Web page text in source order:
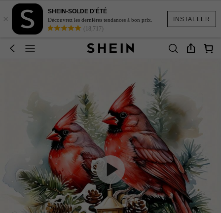
INSTALLER
×
SHEIN-SOLDE D'ÉTÉ
Découvrez les dernières tendances à bon prix.
(18,717)